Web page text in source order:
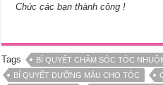
Chúc các bạn thành công !
Tags
BÍ QUYẾT CHĂM SÓC TÓC
BÍ QUYẾT DƯỠNG MÀU CHO TÓC